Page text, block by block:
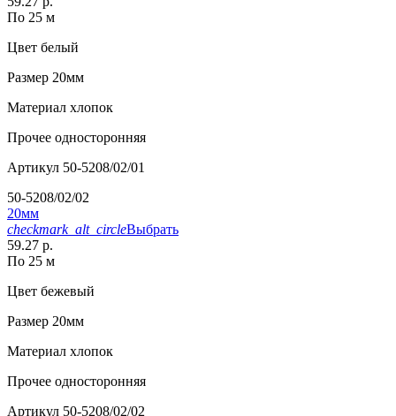
По 25 м
Цвет белый
Размер 20мм
Материал хлопок
Прочее односторонняя
Артикул 50-5208/02/01
50-5208/02/02
20мм
checkmark_alt_circleВыбрать
59.27 р.
По 25 м
Цвет бежевый
Размер 20мм
Материал хлопок
Прочее односторонняя
Артикул 50-5208/02/02